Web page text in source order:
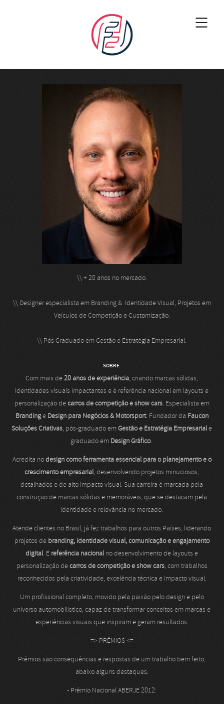
\\ + 20 anos no mercado.
\\ Designer especialista em Branding & Identidade Visual, Projetos em
Veículos de Competição e Customização.
\\ Pós Graduado em Gestão e Estratégia Empresarial.
SOBRE
Com mais de20 anos de experiência, criando marcas sólidas,
identidades visuais impactantes e é referência nacional em layouts e
personalização decarros de competição e show cars. Especialista em
Brandinge Design para Negócios & Motorsport. Fundador da Faucon
Soluções Criativas, pós-graduado emGestão e Estratégia Empresariale
graduado em Design Gráfico.
Acredita nodesign como ferramenta essencial para o planejamento e o
crescimento empresarial, desenvolvendo projetos minuciosos,
detalhados e de alto impacto visual. Sua carreira é marcada pela
construção de marcas sólidas e memoráveis, que se destacam pela
identidade e relevância no mercado.
Atende clientes no Brasil, já fez trabalhos para outros Países, liderando
projetos de branding, identidade visual, comunicação e engajamento
digital. É referência nacional no desenvolvimento de layouts e
personalização decarros de competição e show cars, com trabalhos
reconhecidos pela criatividade, excelência técnica e impacto visual.
Um profissional completo, movido pela paixão pelo design e pelo
universo automobilístico, capaz de transformar conceitos em marcas e
experiências visuais que inspiram e geram resultados.
=> PRÊMIOS <=
Prêmios são consequências e respostas de um trabalho bem feito,
abaixo alguns destaques:
- Prêmio Nacional ABERJE 2012: